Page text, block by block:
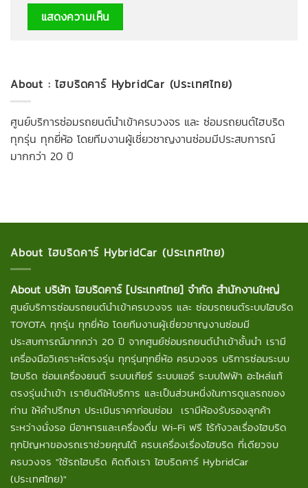
About : ไฮบริดคาร์ HybridCar (ประเทศไทย)
ศูนย์บริการซ่อมรถยนต์นำเข้าครบวงจร และ ซ่อมรถยนต์ไฮบริด
ทุกรุ่น ทุกยี่ห้อ โดยทีมงานผู้เชี่ยวชาญงานซ่อมมีประสบการณ์
มากกว่า 20 ปี
About ไฮบริดคาร์ HybridCar (ประเทศไทย)
About บริษัท ไฮบริดคาร์ [ประเทศไทย] จำกัด สำนักงานใหญ่
ศูนย์บริการซ่อมรถยนต์นำเข้าครบวงจร และ ซ่อมรถยนต์ระบบไฮบริด
TOYOTA ทุกรุ่น ทุกยี่ห้อ โดยทีมงานผู้เชี่ยวชาญงานซ่อมมี
ประสบการณ์มากกว่า 20 ปี จากศูนย์ซ่อมรถยนต์นำเข้าชั้นนำ เรามี
เครื่องมือวิเคราะห์ตรงรุ่น ทุกรุ่นทุกยี่ห้อ ครบวงจร บริการซ่อมระบบ
ไฮบริด ซ่อมเครื่องยนต์ ระบบเกียร์ ระบบแอร์ ระบบไฟฟ้า อะไหล่แท้
ตรงรุ่นนำเข้า เรายินดีให้บริการ และเป็นส่วนหนึ่งในการดูแลรถของ
ท่าน ให้คำปรึกษา ประเมินราคาก่อนซ่อม เรามีห้องรับรองลูกค้า
ระหว่างนั่งรอ มีอาหารและเครื่องดื่ม Wi-Fi ฟรี ไร้กังวลเรื่องไฮบริด
ทุกปัญหาของรถเราช่วยคุณได้ ครบเครื่องเรื่องไฮบริด ที่เดียวจบ
ครบวงจร "ใช้รถไฮบริด คิดถึงเรา ไฮบริดคาร์ HybridCar
(ประเทศไทย)"